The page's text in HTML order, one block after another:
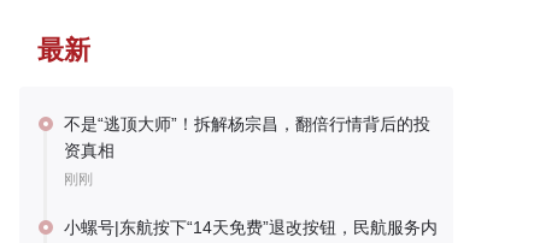
最新
不是“逃顶大师”！拆解杨宗昌，翻倍行情背后的投
资真相
刚刚
小螺号|东航按下“14天免费”退改按钮，民航服务内